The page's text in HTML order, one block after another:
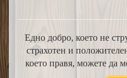
Едно добро, което не
страхотен и
което правя, можете да